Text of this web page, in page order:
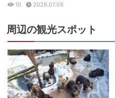
10
2026.07.09
周辺の観光スポット